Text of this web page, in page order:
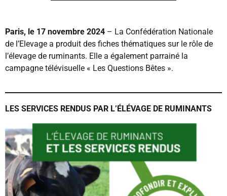
Paris, le 17 novembre 2024 – La Confédération Nationale
de l’Elevage a produit des fiches thématiques sur le rôle de
l’élevage de ruminants. Elle a également parrainé la
campagne télévisuelle « Les Questions Bêtes ».
LES SERVICES RENDUS PAR L’ÉLÉVAGE DE RUMINANTS